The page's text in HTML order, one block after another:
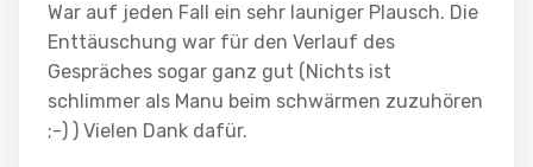
War auf jeden Fall ein sehr launiger Plausch. Die
Enttäuschung war für den Verlauf des
Gespräches sogar ganz gut (Nichts ist
schlimmer als Manu beim schwärmen zuzuhören
;-) ) Vielen Dank dafür.